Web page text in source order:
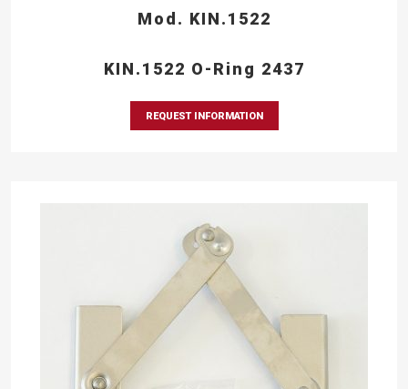
Mod. KIN.1522
KIN.1522 O-Ring 2437
REQUEST INFORMATION